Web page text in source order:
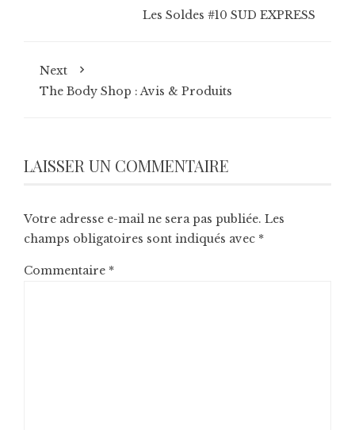
Les Soldes #10 SUD EXPRESS
Next
The Body Shop : Avis & Produits
LAISSER UN COMMENTAIRE
Votre adresse e-mail ne sera pas publiée. Les
champs obligatoires sont indiqués avec *
Commentaire *